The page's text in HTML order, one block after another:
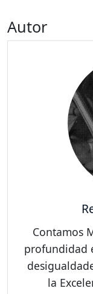
Autor
Contamos
profundidad
la